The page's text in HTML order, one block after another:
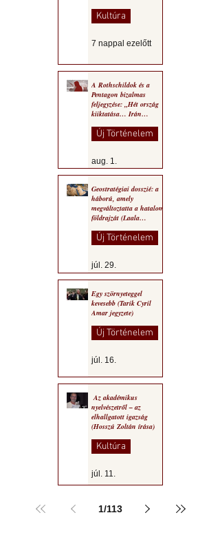
Kultúra
7 nappal ezelőtt
A Rothschildok és a
Pentagon bizalmas
feljegyzése: „Hét ország
kiiktatása… Irán
Új Történelem
aug. 1.
Geostratégiai dosszié: a
háború, amely
megváltoztatta a hatalom
földrajzát (Laala
Új Történelem
júl. 29.
Egy szörnyeteggel
kevesebb (Tarik Cyril
Amar jegyzete)
Új Történelem
júl. 16.
Az akadémikus
nyelvészetről – az
elhallgatott igazság
(Hosszú Zoltán írása)
Kultúra
júl. 11.
1/113